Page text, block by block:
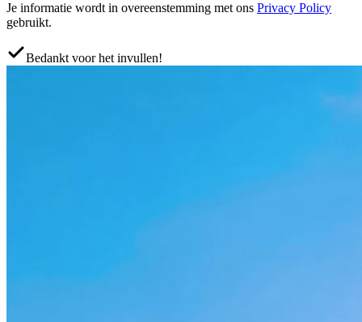
Je informatie wordt in overeenstemming met ons Privacy Policy
gebruikt.
Bedankt voor het invullen!